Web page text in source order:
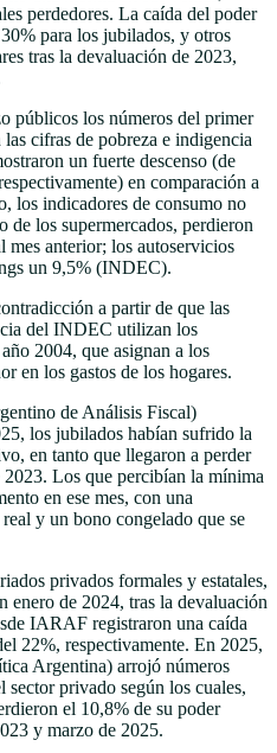
perdedores. La caída del poder
para los jubilados, y otros
tras la devaluación de 2023,
públicos los números del primer
cifras de pobreza e indigencia
un fuerte descenso (de
en comparación a
los indicadores de consumo no
de los supermercados, perdieron
mes anterior; los autoservicios
un 9,5% (INDEC).
a partir de que las
del INDEC utilizan los
2004, que asignan a los
en los gastos de los hogares.
de Análisis Fiscal)
los jubilados habían sufrido la
en tanto que llegaron a perder
Los que percibían la mínima
en ese mes, con una
y un bono congelado que se
privados formales y estatales,
enero de 2024, tras la devaluación
IARAF registraron una caída
22%, respectivamente. En 2025,
Argentina) arrojó números
sector privado según los cuales,
el 10,8% de su poder
y marzo de 2025.